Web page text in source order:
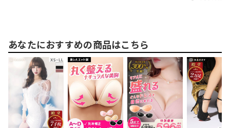
あなたにおすすめの商品はこちら